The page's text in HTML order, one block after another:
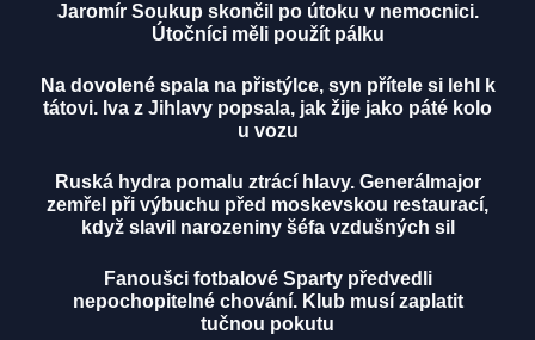
Jaromír Soukup skončil po útoku v nemocnici.
Útočníci měli použít pálku
Na dovolené spala na přistýlce, syn přítele si lehl k
tátovi. Iva z Jihlavy popsala, jak žije jako páté kolo
u vozu
Ruská hydra pomalu ztrácí hlavy. Generálmajor
zemřel při výbuchu před moskevskou restaurací,
když slavil narozeniny šéfa vzdušných sil
Fanoušci fotbalové Sparty předvedli
nepochopitelné chování. Klub musí zaplatit
tučnou pokutu